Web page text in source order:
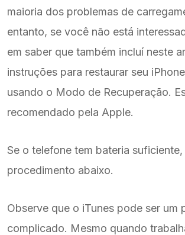
maioria dos problemas de
entanto, se você não está
em saber que também incluí neste
instruções para restaurar seu
usando o Modo de Recuperação.
recomendado pela Apple.
Se o telefone tem bateria
procedimento abaixo.
Observe que o iTunes pode ser um
complicado. Mesmo quando